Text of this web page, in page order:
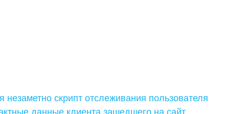
незаметно скрипт отслеживания пользователя
данные клиента зашедшего на сайт